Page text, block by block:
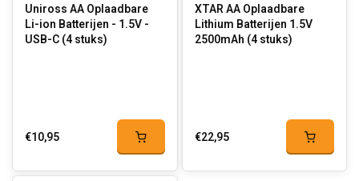
Uniross AA Oplaadbare
Li-ion Batterijen - 1.5V -
USB-C (4 stuks)
€10,95
XTAR AA Oplaadbare
Lithium Batterijen 1.5V
2500mAh (4 stuks)
€22,95